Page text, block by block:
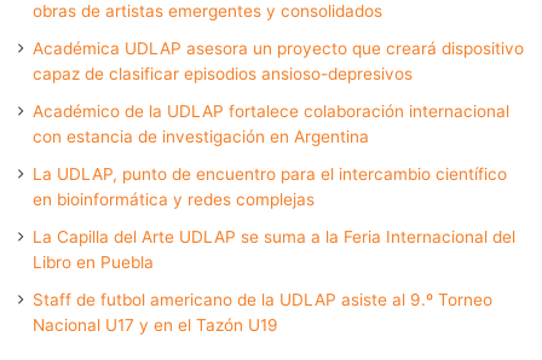
obras de artistas emergentes y consolidados
Académica UDLAP asesora un proyecto que creará dispositivo
capaz de clasificar episodios ansioso-depresivos
Académico de la UDLAP fortalece colaboración internacional
con estancia de investigación en Argentina
La UDLAP, punto de encuentro para el intercambio científico
en bioinformática y redes complejas
La Capilla del Arte UDLAP se suma a la Feria Internacional del
Libro en Puebla
Staff de futbol americano de la UDLAP asiste al 9.º Torneo
Nacional U17 y en el Tazón U19